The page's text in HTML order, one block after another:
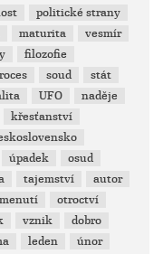
politické strany
maturita
vesmír
filozofie
soud
stát
UFO
naděje
křesťanství
úpadek
osud
tajemství
autor
otroctví
vznik
dobro
leden
únor